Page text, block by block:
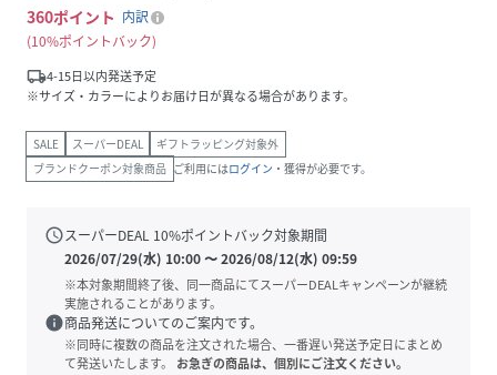
360ポイント 内訳
10%ポイントバック
local_shipping4-15日以内発送予定
※サイズ・カラーによりお届け日が異なる場合があります。
SALE スーパーDEAL
ギフトラッピング対象外
ブランドクーポン対象商品 ご利用にはログイン ・獲得が必要です。
scheduleスーパーDEAL 10%ポイントバック対象期間
2026/07/29(水) 10:00〜2026/08/12(水) 09:59
※本対象期間終了後、同一商品にてスーパーDEALキャンペーンが継続
実施されることがあります。
info商品発送についてのご案内です。
※同時に複数の商品を注文された場合、一番遅い発送予定日にまとめ
て発送いたします。
お急ぎの商品は、個別にご注文ください。